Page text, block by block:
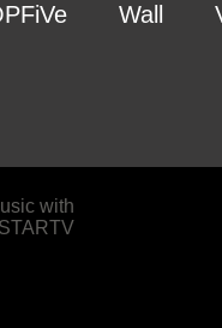
Wall
with